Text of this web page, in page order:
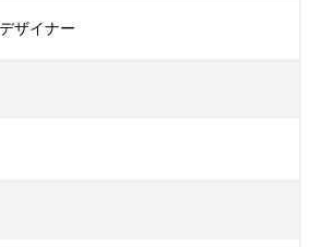
ザイナー